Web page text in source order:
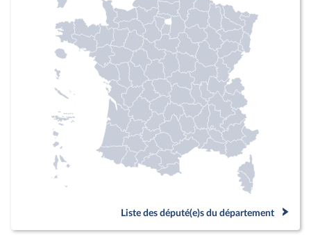
Liste des député(e)s du département